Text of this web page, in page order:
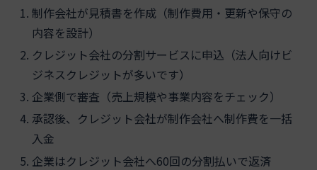
制作会社が見積書を作成（制作費用・更新や保守の
内容を設計）
クレジット会社の分割サービスに申込（法人向けビ
ジネスクレジットが多いです）
企業側で審査（売上規模や事業内容をチェック）
承認後、クレジット会社が制作会社へ制作費を一括
入金
企業はクレジット会社へ60回の分割払いで返済